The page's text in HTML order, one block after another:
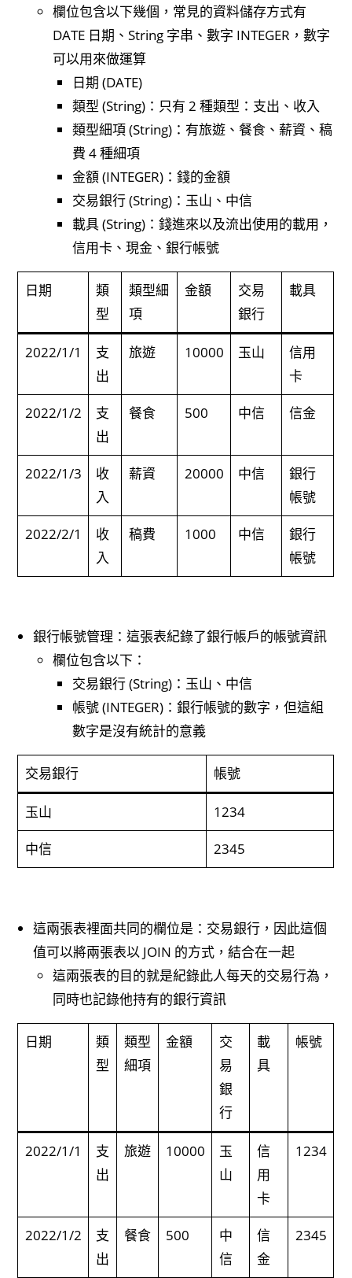
欄位包含以下幾個，常見的資料儲存方式有
DATE 日期、String 字串、數字 INTEGER，數字
可以用來做運算
日期 (DATE)
類型 (String)：只有 2 種類型：支出、收入
類型細項 (String)：有旅遊、餐食、薪資、稿
費 4 種細項
金額 (INTEGER)：錢的金額
交易銀行 (String)：玉山、中信
載具 (String)：錢進來以及流出使用的載用，
信用卡、現金、銀行帳號
日期
類
型
類型細
項
金額
交易
銀行
載具
2022/1/1
支
出
旅遊 10000 玉山
信用
卡
2022/1/2
支
出
餐食 500 中信 信金
2022/1/3
收
入
薪資 20000 中信
銀行
帳號
2022/2/1
收
入
稿費 1000 中信
銀行
帳號
銀行帳號管理：這張表紀錄了銀行帳戶的帳號資訊
欄位包含以下：
交易銀行 (String)：玉山、中信
帳號 (INTEGER)：銀行帳號的數字，但這組
數字是沒有統計的意義
交易銀行 帳號
玉山 1234
中信 2345
這兩張表裡面共同的欄位是：交易銀行，因此這個
值可以將兩張表以 JOIN 的方式，結合在一起
這兩張表的目的就是紀錄此人每天的交易行為，
同時也記錄他持有的銀行資訊
日期
類
型
類型
細項
金額
交
易
銀
行
載
具
帳號
2022/1/1
支
出
旅遊 10000
玉
山
信
用
卡
1234
2022/1/2
支
出
餐食 500
中
信
信
金
2345